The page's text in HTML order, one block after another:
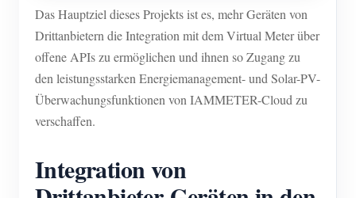
Das Hauptziel dieses Projekts ist es, mehr Geräten von
Drittanbietern die Integration mit dem Virtual Meter über
offene APIs zu ermöglichen und ihnen so Zugang zu
den leistungsstarken Energiemanagement- und Solar-PV-
Überwachungsfunktionen von IAMMETER-Cloud zu
verschaffen.
Integration von